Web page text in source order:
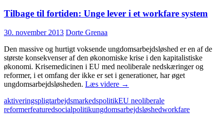
Bureaukrati
sagsbehandling
til
forretning
Tilbage til fortiden: Unge lever i et workfare system
30. november 2013 Dorte Grenaa
Den massive og hurtigt voksende ungdomsarbejdsløshed er en af de
største konsekvenser af den økonomiske krise i den kapitalistiske
økonomi. Krisemedicinen i EU med neoliberale nedskæringer og
reformer, i et omfang der ikke er set i generationer, har øget
ungdomsarbejdsløsheden. Læs videre Tilbage
fortiden:
Unge
→
aktiveringspligtarbejdsmarkedspolitikEU neoliberale
reformerfeaturedsocialpolitikungdomsarbejdsløshedworkfare